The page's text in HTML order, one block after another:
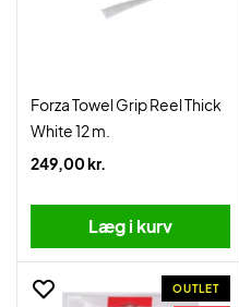
Forza Towel Grip Reel Thick
White 12 m.
249,00 kr.
Læg i kurv
OUTLET